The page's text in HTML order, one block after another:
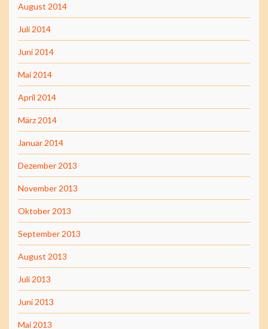
August 2014
Juli 2014
Juni 2014
Mai 2014
April 2014
März 2014
Januar 2014
Dezember 2013
November 2013
Oktober 2013
September 2013
August 2013
Juli 2013
Juni 2013
Mai 2013